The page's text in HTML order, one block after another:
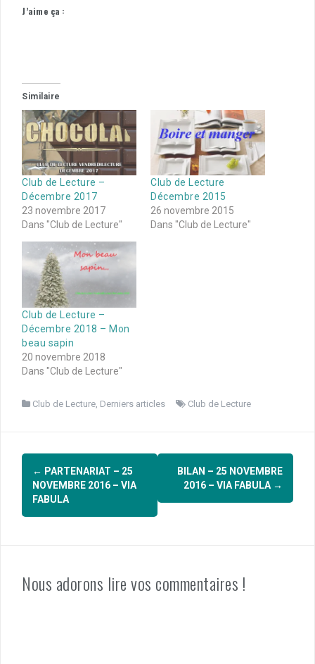
J’aime ça :
Similaire
Club de Lecture –
Décembre 2017
23 novembre 2017
Dans "Club de Lecture"
Club de Lecture
Décembre 2015
26 novembre 2015
Dans "Club de Lecture"
Club de Lecture –
Décembre 2018 – Mon
beau sapin
20 novembre 2018
Dans "Club de Lecture"
Club de Lecture Derniers articles Club de Lecture
Navigation
d'article
← PARTENARIAT – 25
NOVEMBRE 2016 – VIA
FABULA
BILAN – 25 NOVEMBRE
2016 – VIA FABULA →
Nous adorons lire vos commentaires !